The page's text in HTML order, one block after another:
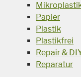
Papier
Plastik
Plastikfrei
Repair &
Reparatur